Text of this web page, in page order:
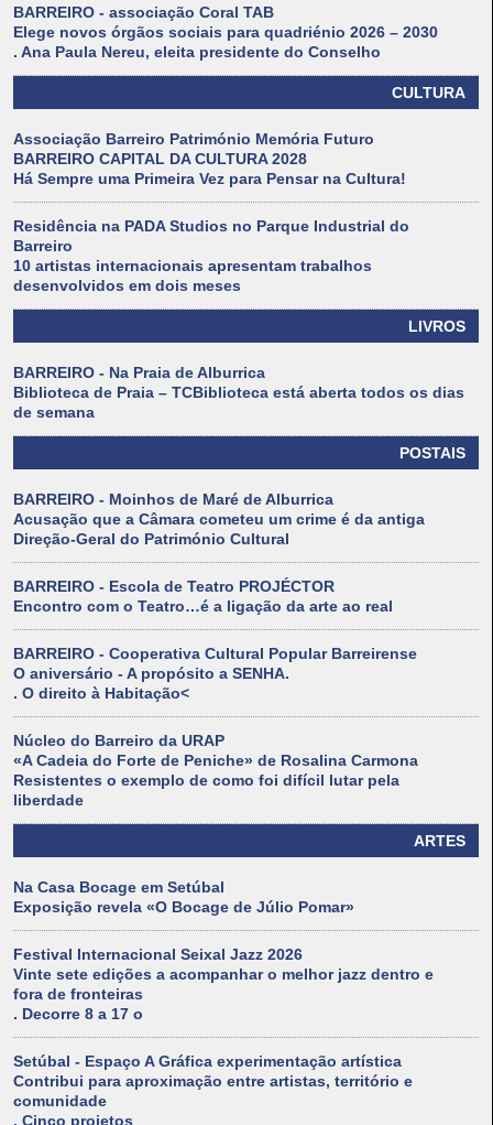
BARREIRO - associação Coral TAB
Elege novos órgãos sociais para quadriénio 2026 – 2030
. Ana Paula Nereu, eleita presidente do Conselho
CULTURA
Associação Barreiro Património Memória Futuro
BARREIRO CAPITAL DA CULTURA 2028
Há Sempre uma Primeira Vez para Pensar na Cultura!
Residência na PADA Studios no Parque Industrial do
Barreiro
10 artistas internacionais apresentam trabalhos
desenvolvidos em dois meses
LIVROS
BARREIRO - Na Praia de Alburrica
Biblioteca de Praia – TCBiblioteca está aberta todos os dias
de semana
POSTAIS
BARREIRO - Moinhos de Maré de Alburrica
Acusação que a Câmara cometeu um crime é da antiga
Direção-Geral do Património Cultural
BARREIRO - Escola de Teatro PROJÉCTOR
Encontro com o Teatro…é a ligação da arte ao real
BARREIRO - Cooperativa Cultural Popular Barreirense
O aniversário - A propósito a SENHA.
. O direito à Habitação<
Núcleo do Barreiro da URAP
«A Cadeia do Forte de Peniche» de Rosalina Carmona
Resistentes o exemplo de como foi difícil lutar pela
liberdade
ARTES
Na Casa Bocage em Setúbal
Exposição revela «O Bocage de Júlio Pomar»
Festival Internacional Seixal Jazz 2026
Vinte sete edições a acompanhar o melhor jazz dentro e
fora de fronteiras
. Decorre 8 a 17 o
Setúbal - Espaço A Gráfica experimentação artística
Contribui para aproximação entre artistas, território e
comunidade
. Cinco projetos